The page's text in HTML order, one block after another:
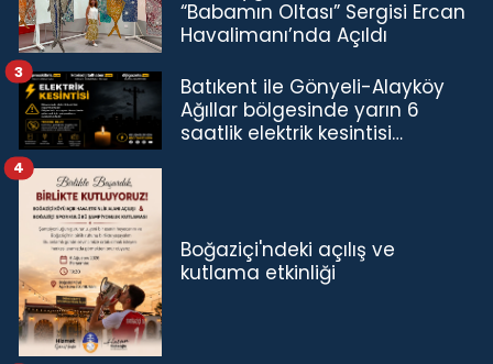
“Babamın Oltası” Sergisi Ercan
Havalimanı’nda Açıldı
Batıkent ile Gönyeli-Alayköy
Ağıllar bölgesinde yarın 6
saatlik elektrik kesintisi…
3
Boğaziçi'ndeki açılış ve
kutlama etkinliği
4